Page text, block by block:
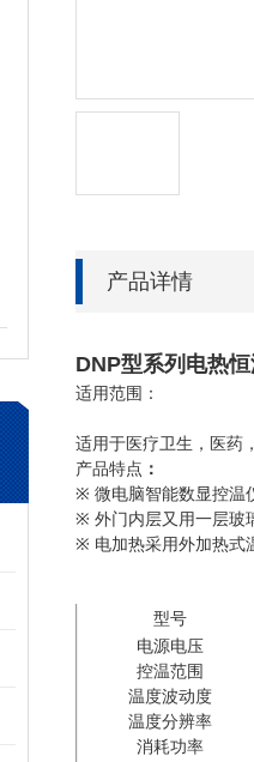
产品详情
DNP型系列电热
适用范围：
适用于医疗卫生，医药
产品特点 ：
※ 微电脑智能数显控温
※ 外门内层又用一层玻
※ 电加热采用外加热式
型号
电源电压
控温范围
温度波动度
温度分辨率
消耗功率